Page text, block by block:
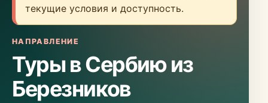
текущие условия и доступность.
НАПРАВЛЕНИЕ
Туры в Сербию из
Березников